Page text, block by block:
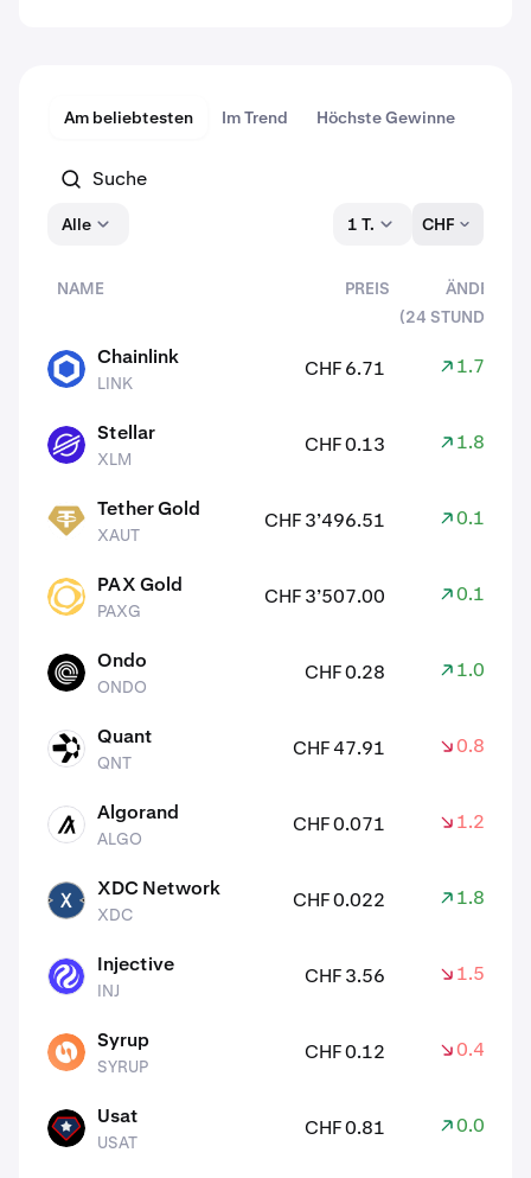
Am beliebtesten Im Trend Höchste Gewinne
Alle 1 T. CHF
NAME PREIS
ÄNDERN
(24 STUNDEN)
Chainlink
LINK
CHF 6.71 1.70%
XLM Stellar
XLM
CHF 0.13 1.80%
XAUT Tether Gold
XAUT
CHF 3’496.51 0.10%
PAXG PAX Gold
PAXG
CHF 3’507.00 0.10%
ONDO Ondo
ONDO
CHF 0.28 1.00%
QNT Quant
QNT
CHF 47.91 0.80%
ALGO Algorand
ALGO
CHF 0.071 1.20%
XDC XDC Network
XDC
CHF 0.022 1.80%
INJ Injective
INJ
CHF 3.56 1.50%
SYRUP Syrup
SYRUP
CHF 0.12 0.40%
USAT Usat
USAT
CHF 0.81 0.00%